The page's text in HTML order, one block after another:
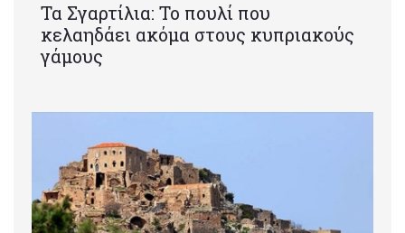
Τα Σγαρτίλια: Το πουλί που
κελαηδάει ακόμα στους κυπριακούς
γάμους